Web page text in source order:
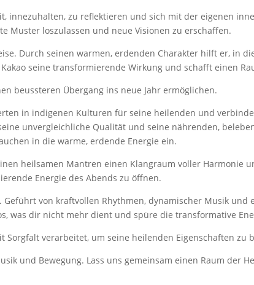
innezuhalten, zu reflektieren und sich mit der eigenen
Muster loszulassen und neue Visionen zu erschaffen.
Durch seinen warmen, erdenden Charakter hilft er, in
seine transformierende Wirkung und schafft einen
beussteren Übergang ins neue Jahr ermöglichen.
in indigenen Kulturen für seine heilenden und
unvergleichliche Qualität und seine nährenden,
in die warme, erdende Energie ein.
heilsamen Mantren einen Klangraum voller Harmonie
Energie des Abends zu öffnen.
von kraftvollen Rhythmen, dynamischer Musik und
was dir nicht mehr dient und spüre die transformative
verarbeitet, um seine heilenden Eigenschaften zu
und Bewegung. Lass uns gemeinsam einen Raum der